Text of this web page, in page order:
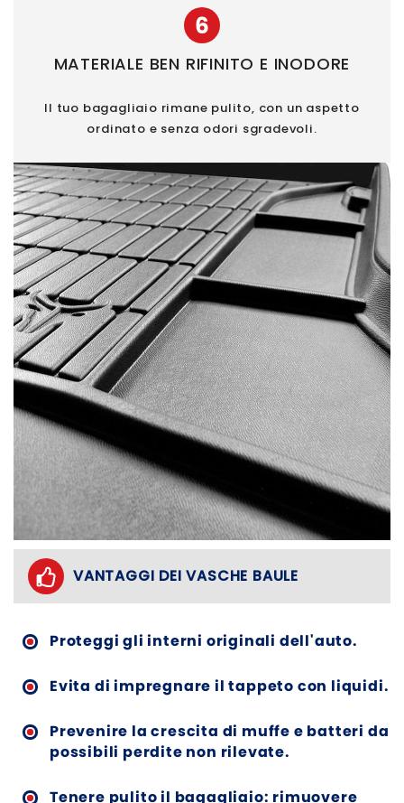
6
MATERIALE BEN RIFINITO E INODORE
Il tuo bagagliaio rimane pulito, con un aspetto
ordinato e senza odori sgradevoli.
VANTAGGI DEI VASCHE BAULE
Proteggi gli interni originali dell'auto.
Evita di impregnare il tappeto con liquidi.
Prevenire la crescita di muffe e batteri da
possibili perdite non rilevate.
Tenere pulito il bagagliaio: rimuovere